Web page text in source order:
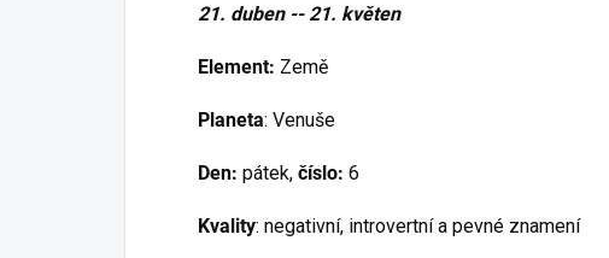
21. duben -- 21. květen
Element: Země
Planeta: Venuše
Den: pátek, číslo: 6
Kvality: negativní, introvertní a pevné znamení